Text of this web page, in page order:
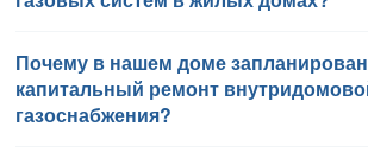
Работы по замене внутридомовых систем
финансируются Фондом капитального
многоквартирных домов города Москвы в
Почему в нашем доме запланирован
капитальный ремонт
газоснабжения?